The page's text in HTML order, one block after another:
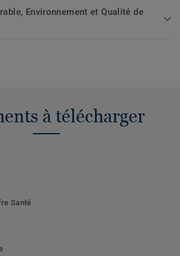
Environnement et Qualité de
à télécharger
Santé